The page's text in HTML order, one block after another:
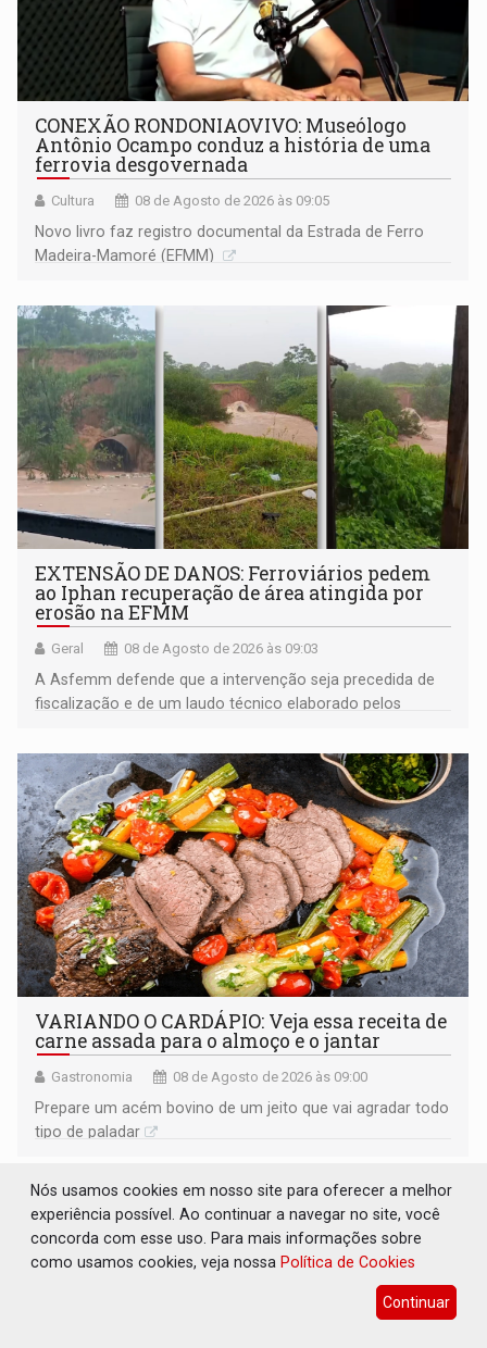
CONEXÃO RONDONIAOVIVO: Museólogo
Antônio Ocampo conduz a história de uma
ferrovia desgovernada
Cultura 08 de Agosto de 2026 às 09:05
Novo livro faz registro documental da Estrada de Ferro
Madeira-Mamoré (EFMM)
EXTENSÃO DE DANOS: Ferroviários pedem
ao Iphan recuperação de área atingida por
erosão na EFMM
Geral 08 de Agosto de 2026 às 09:03
A Asfemm defende que a intervenção seja precedida de
fiscalização e de um laudo técnico elaborado pelos
VARIANDO O CARDÁPIO: Veja essa receita de
carne assada para o almoço e o jantar
Gastronomia 08 de Agosto de 2026 às 09:00
Prepare um acém bovino de um jeito que vai agradar todo
tipo de paladar
Nós usamos cookies em nosso site para oferecer a melhor
experiência possível. Ao continuar a navegar no site, você
concorda com esse uso. Para mais informações sobre
como usamos cookies, veja nossa Política de Cookies
Continuar